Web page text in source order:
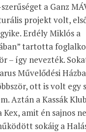
a Ganz
projekt volt,
Erdély Miklós a
tartotta
– így nevezték.
Művelődési
ott is volt egy
Aztán a Kassák
amit én sajnos
sokáig a